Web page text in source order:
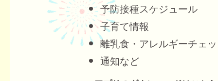
予防接種スケジュール
子育て情報
離乳食・アレルギーチェ
通知など